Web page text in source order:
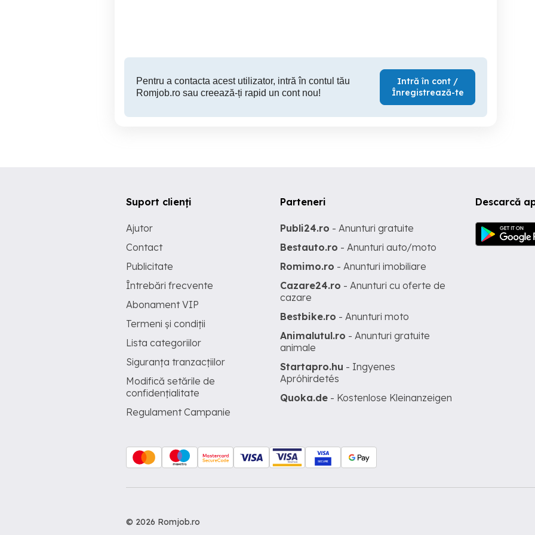
Pentru a contacta acest utilizator, intră în contul tău
Romjob.ro sau creează-ți rapid un cont nou!
Intră în cont /
Înregistrează-te
Descarcă
Suport clienți
Ajutor
Contact
Publicitate
Întrebări frecvente
Abonament VIP
Termeni și condiții
Lista categoriilor
Siguranța tranzacțiilor
Modifică setările de
confidențialitate
Regulament Campanie
Parteneri
Publi24.ro - Anunturi gratuite
Bestauto.ro - Anunturi auto/moto
Romimo.ro - Anunturi imobiliare
Cazare24.ro - Anunturi cu oferte de
cazare
Bestbike.ro - Anunturi moto
Animalutul.ro - Anunturi gratuite
animale
Startapro.hu - Ingyenes
Apróhirdetés
Quoka.de - Kostenlose Kleinanzeigen
© 2026 Romjob.ro